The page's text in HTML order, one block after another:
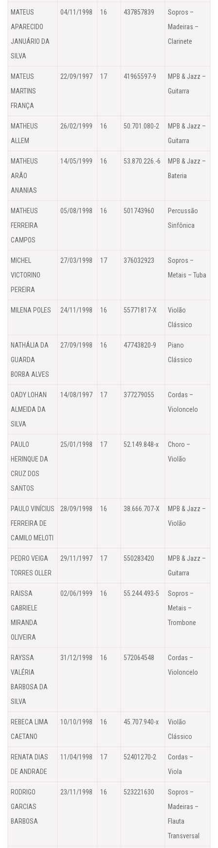
MATEUS
APARECIDO
JANUÁRIO DA
SILVA
04/11/1998 16 437857839
Sopros –
Madeiras –
Clarinete
MATEUS
MARTINS
FRANÇA
22/09/1997 17 41965597-9
MPB & Jazz –
Guitarra
MATHEUS
ALLEM
26/02/1999 16 50.701.080-2
MPB & Jazz –
Guitarra
MATHEUS
ARÃO
ANANIAS
14/05/1999 16 53.870.226.-6
MPB & Jazz –
Bateria
MATHEUS
FERREIRA
CAMPOS
05/08/1998 16 501743960
Percussão
Sinfônica
MICHEL
VICTORINO
PEREIRA
27/03/1998 17 376032923
Sopros –
Metais – Tuba
MILENA POLES 24/11/1998 16 55771817-X
Violão
Clássico
NATHÁLIA DA
GUARDA
BORBA ALVES
27/09/1998 16 47743820-9
Piano
Clássico
OADY LOHAN
ALMEIDA DA
SILVA
14/08/1997 17 377279055
Cordas –
Violoncelo
PAULO
HERINQUE DA
CRUZ DOS
SANTOS
25/01/1998 17 52.149.848-x
Choro –
Violão
PAULO VINÍCIUS
FERREIRA DE
CAMILO MELOTI
28/09/1998 16 38.666.707-X
MPB & Jazz –
Violão
PEDRO VEIGA
TORRES OLLER
29/11/1997 17 550283420
MPB & Jazz –
Guitarra
RAISSA
GABRIELE
MIRANDA
OLIVEIRA
02/06/1999 16 55.244.493-5
Sopros –
Metais –
Trombone
RAYSSA
VALÉRIA
BARBOSA DA
SILVA
31/12/1998 16 572064548
Cordas –
Violoncelo
REBECA LIMA
CAETANO
10/10/1998 16 45.707.940-x
Violão
Clássico
RENATA DIAS
DE ANDRADE
11/04/1998 17 52401270-2
Cordas –
Viola
RODRIGO
GARCIAS
BARBOSA
23/11/1998 16 523221630
Sopros –
Madeiras –
Flauta
Transversal